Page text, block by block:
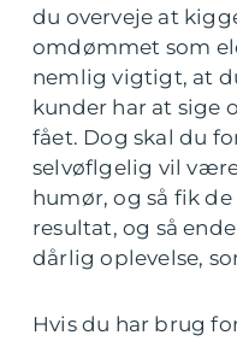
du overveje at
omdømmet som
nemlig vigtigt, at
kunder har at sige
fået. Dog skal du
selvøflgelig vil
humør, og så fik
resultat, og så
dårlig oplevelse,
Hvis du har brug